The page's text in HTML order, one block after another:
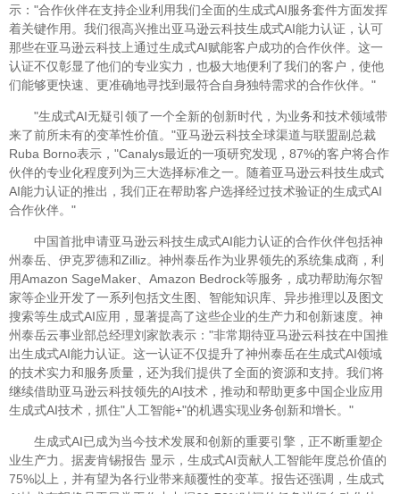
示："合作伙伴在支持企业利用我们全面的生成式AI服务套件方面发挥
着关键作用。我们很高兴推出亚马逊云科技生成式AI能力认证，认可
那些在亚马逊云科技上通过生成式AI赋能客户成功的合作伙伴。这一
认证不仅彰显了他们的专业实力，也极大地便利了我们的客户，使他
们能够更快速、更准确地寻找到最符合自身独特需求的合作伙伴。"
"生成式AI无疑引领了一个全新的创新时代，为业务和技术领域带
来了前所未有的变革性价值。"亚马逊云科技全球渠道与联盟副总裁
Ruba Borno表示，"Canalys最近的一项研究发现，87%的客户将合作
伙伴的专业化程度列为三大选择标准之一。随着亚马逊云科技生成式
AI能力认证的推出，我们正在帮助客户选择经过技术验证的生成式AI
合作伙伴。"
中国首批申请亚马逊云科技生成式AI能力认证的合作伙伴包括神
州泰岳、伊克罗德和Zilliz。神州泰岳作为业界领先的系统集成商，利
用Amazon SageMaker、Amazon Bedrock等服务，成功帮助海尔智
家等企业开发了一系列包括文生图、智能知识库、异步推理以及图文
搜索等生成式AI应用，显著提高了这些企业的生产力和创新速度。神
州泰岳云事业部总经理刘家歆表示："非常期待亚马逊云科技在中国推
出生成式AI能力认证。这一认证不仅提升了神州泰岳在生成式AI领域
的技术实力和服务质量，还为我们提供了全面的资源和支持。我们将
继续借助亚马逊云科技领先的AI技术，推动和帮助更多中国企业应用
生成式AI技术，抓住"人工智能+"的机遇实现业务创新和增长。"
生成式AI已成为当今技术发展和创新的重要引擎，正不断重塑企
业生产力。据麦肯锡报告 显示，生成式AI贡献人工智能年度总价值的
75%以上，并有望为各行业带来颠覆性的变革。报告还强调，生成式